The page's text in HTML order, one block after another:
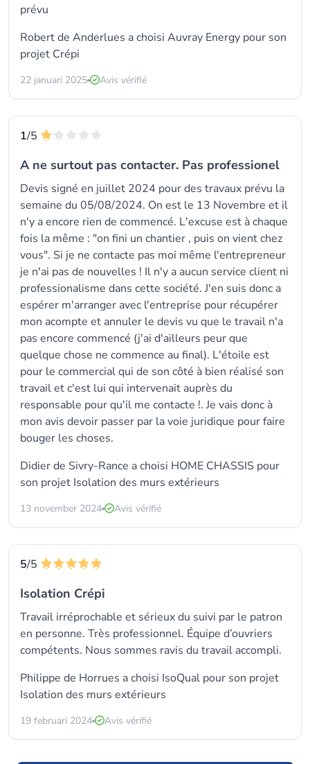
prévu
Robert de Anderlues a choisi Auvray Energy pour son
projet Crépi
22 januari 2025 Avis vérifié
1/5
A ne surtout pas contacter. Pas professionel
Devis signé en juillet 2024 pour des travaux prévu la
semaine du 05/08/2024. On est le 13 Novembre et il
n'y a encore rien de commencé. L'excuse est à chaque
fois la même : "on fini un chantier , puis on vient chez
vous". Si je ne contacte pas moi même l'entrepreneur
je n'ai pas de nouvelles ! Il n'y a aucun service client ni
professionalisme dans cette société. J'en suis donc a
espérer m'arranger avec l'entreprise pour récupérer
mon acompte et annuler le devis vu que le travail n'a
pas encore commencé (j'ai d'ailleurs peur que
quelque chose ne commence au final). L'étoile est
pour le commercial qui de son côté à bien réalisé son
travail et c'est lui qui intervenait auprès du
responsable pour qu'il me contacte !. Je vais donc à
mon avis devoir passer par la voie juridique pour faire
bouger les choses.
Didier de Sivry-Rance a choisi HOME CHASSIS pour
son projet Isolation des murs extérieurs
13 november 2024 Avis vérifié
5/5
Isolation Crépi
Travail irréprochable et sérieux du suivi par le patron
en personne. Très professionnel. Équipe d’ouvriers
compétents. Nous sommes ravis du travail accompli.
Philippe de Horrues a choisi IsoQual pour son projet
Isolation des murs extérieurs
19 februari 2024 Avis vérifié